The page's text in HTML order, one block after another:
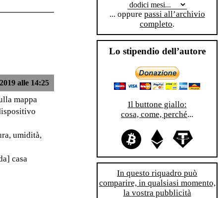
alle 14:25
mappa
umidità,
casa
... oppure passi all’archivio
completo.
Lo stipendio dell’autore
Il buttone giallo:
cosa, come, perché...
In questo riquadro può
comparire, in qualsiasi momento,
la vostra pubblicità